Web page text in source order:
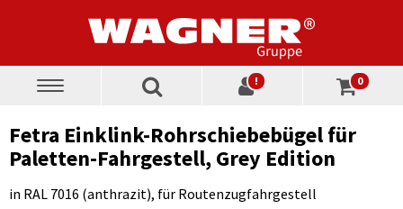
Toggle
! 0
Fetra Einklink-Rohrschiebebügel für
Paletten-Fahrgestell, Grey Edition
in RAL 7016 (anthrazit), für Routenzugfahrgestell